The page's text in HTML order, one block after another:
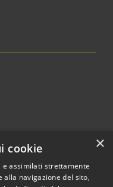
×
cookie
e assimilati strettamente
alla navigazione del sito,